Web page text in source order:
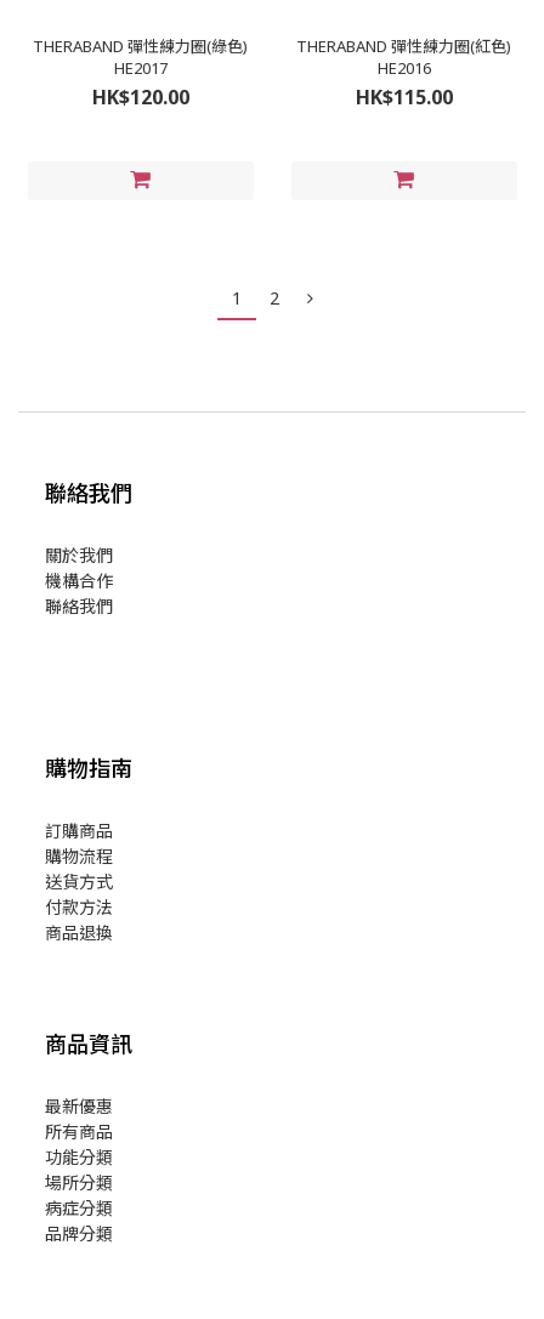
THERABAND 彈性練力圈(綠色)
HE2017
HK$120.00
THERABAND 彈性練力圈(紅色)
HE2016
HK$115.00
1 2
聯絡我們
關於我們
機構合作
聯絡我們
購物指南
訂購商品
購物流程
送貨方式
付款方法
商品退換
商品資訊
最新優惠
所有商品
功能分類
場所分類
病症分類
品牌分類